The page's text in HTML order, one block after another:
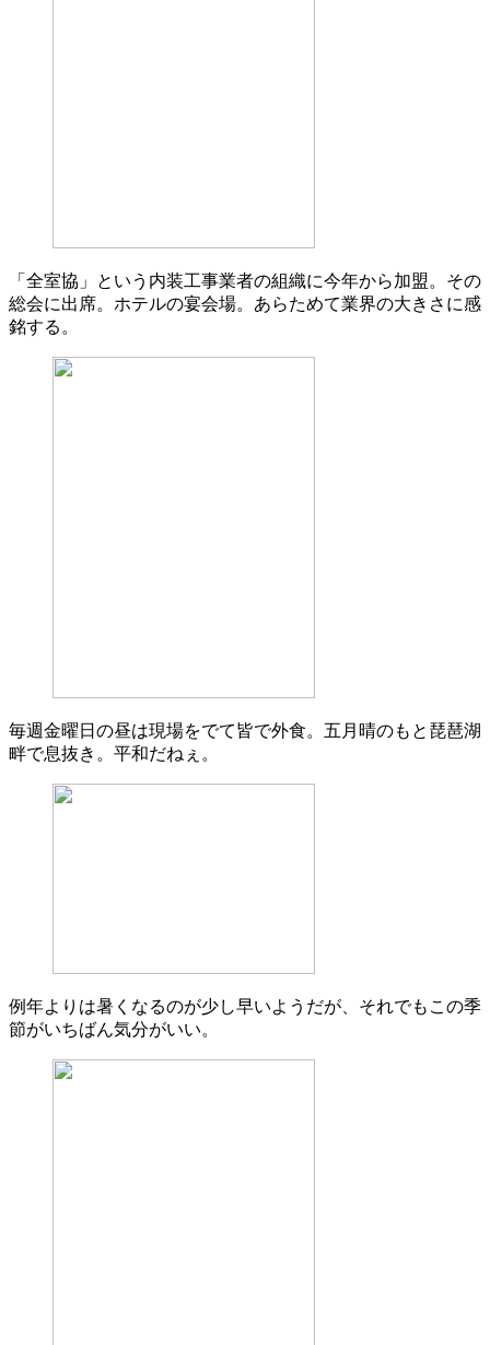
「全室協」という内装工事業者の組織に今年から加盟。その
総会に出席。ホテルの宴会場。あらためて業界の大きさに感
銘する。
毎週金曜日の昼は現場をでて皆で外食。五月晴のもと琵琶湖
畔で息抜き。平和だねぇ。
例年よりは暑くなるのが少し早いようだが、それでもこの季
節がいちばん気分がいい。